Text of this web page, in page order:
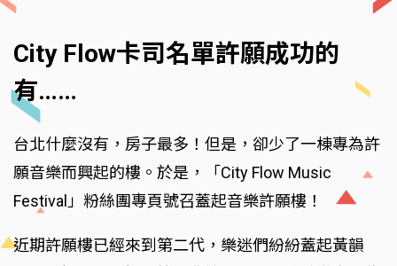
City Flow卡司名單許願成功的
有……
台北什麼沒有，房子最多！但是，卻少了一棟專為許
願音樂而興起的樓。於是，「City Flow Music
Festival」粉絲團專頁號召蓋起音樂許願樓！
近期許願樓已經來到第二代，樂迷們紛紛蓋起黃韻